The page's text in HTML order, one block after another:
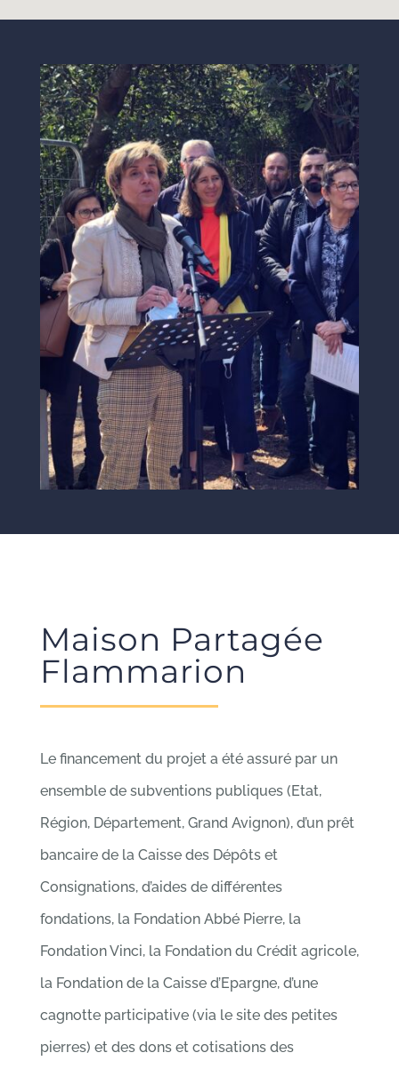
Maison Partagée
Flammarion
Le financement du projet a été assuré par un
ensemble de subventions publiques (Etat,
Région, Département, Grand Avignon), d’un prêt
bancaire de la Caisse des Dépôts et
Consignations, d’aides de différentes
fondations, la Fondation Abbé Pierre, la
Fondation Vinci, la Fondation du Crédit agricole,
la Fondation de la Caisse d’Epargne, d’une
cagnotte participative (via le site des petites
pierres) et des dons et cotisations des